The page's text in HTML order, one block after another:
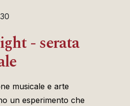
- serata
musicale e arte
un esperimento che